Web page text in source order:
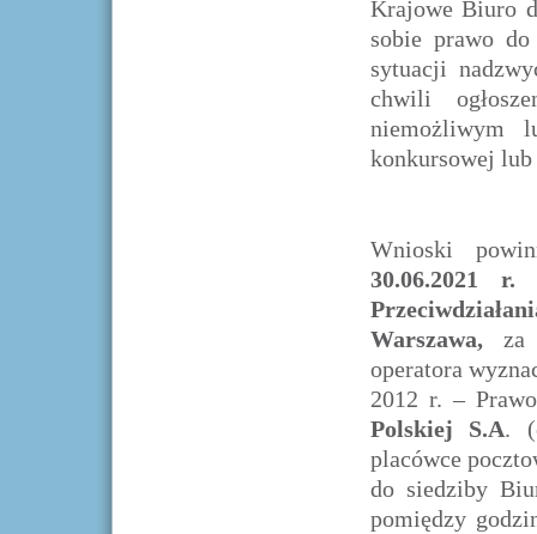
Krajowe Biuro
sobie prawo
sytuacji
chwili
niemożliwym
konkursowej lub
Wnioski
30.06.2021 r.
Warszawa,za
operatora
2012 r. –
Polskiej S.A.
placówce
do siedziby
pomiędzy